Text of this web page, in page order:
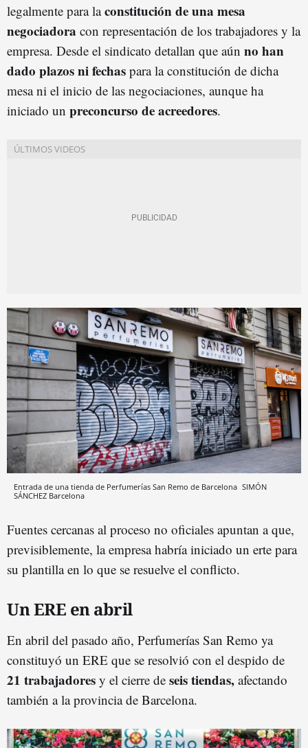
legalmente para laconstitución de una mesa
negociadora con representación de los trabajadores y la
empresa. Desde el sindicato detallan que aún no han
dado plazos ni fechas para la constitución de dicha
mesa ni el inicio de las negociaciones, aunque ha
iniciado un preconcurso de acreedores.
Entrada de una tienda de Perfumerías San Remo de Barcelona SIMÓN
SÁNCHEZ Barcelona
Fuentes cercanas al proceso no oficiales apuntan a que,
previsiblemente, la empresa habría iniciado un erte para
su plantilla en lo que se resuelve el conflicto.
Un ERE en abril
En abril del pasado año, Perfumerías San Remo ya
constituyó un ERE que se resolvió con el despido de
21 trabajadores y el cierre de seis tiendas, afectando
también a la provincia de Barcelona.